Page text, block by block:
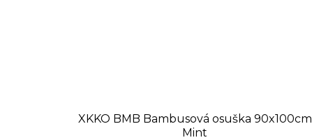
XKKO BMB Bambusová osuška 90x100cm
Mint